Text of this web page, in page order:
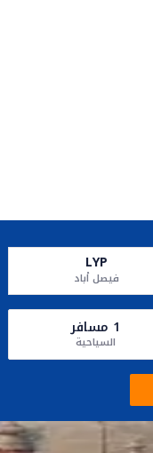
LYP
فيصل أباد
1 مسافر
السياحية